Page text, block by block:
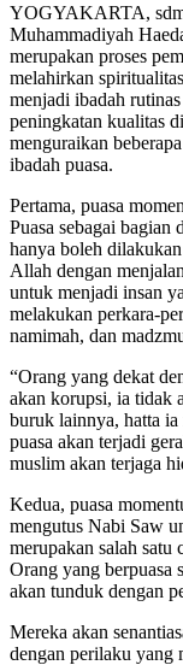
YOGYAKARTA,
Muhammadiyah
merupakan proses
melahirkan
menjadi ibadah
peningkatan kualitas
menguraikan
ibadah puasa.
Pertama, puasa
Puasa sebagai
hanya boleh
Allah dengan
untuk menjadi insan
melakukan perkara-
namimah, dan
“Orang yang dekat
akan korupsi, ia tidak
buruk lainnya, hatta
puasa akan terjadi
muslim akan terjaga
Kedua, puasa
mengutus Nabi Saw
merupakan salah
Orang yang berpuasa
akan tunduk dengan
Mereka akan
dengan perilaku yang